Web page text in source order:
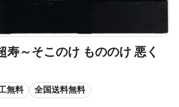
寿～そこのけ もののけ 悪く
無料 全国送料無料